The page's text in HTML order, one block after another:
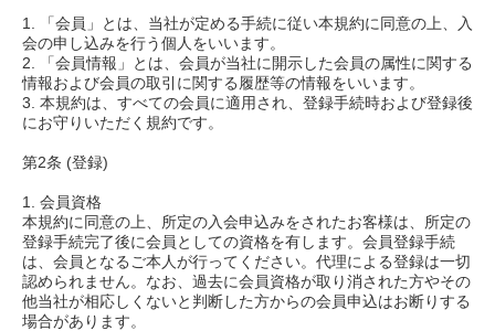
1. 「会員」とは、当社が定める手続に従い本規約に同意の上、入
会の申し込みを行う個人をいいます。
2. 「会員情報」とは、会員が当社に開示した会員の属性に関する
情報および会員の取引に関する履歴等の情報をいいます。
3. 本規約は、すべての会員に適用され、登録手続時および登録後
にお守りいただく規約です。
第2条 (登録)
1. 会員資格
本規約に同意の上、所定の入会申込みをされたお客様は、所定の
登録手続完了後に会員としての資格を有します。会員登録手続
は、会員となるご本人が行ってください。代理による登録は一切
認められません。なお、過去に会員資格が取り消された方やその
他当社が相応しくないと判断した方からの会員申込はお断りする
場合があります。